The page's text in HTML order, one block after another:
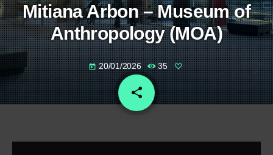
Mitiana Arbon – Museum of
Anthropology (MOA)
today 20/01/2026 35
share
email